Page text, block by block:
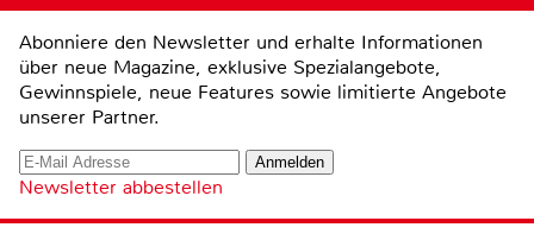
Abonniere den Newsletter und erhalte Informationen
über neue Magazine, exklusive Spezialangebote,
Gewinnspiele, neue Features sowie limitierte Angebote
unserer Partner.
Newsletter abbestellen